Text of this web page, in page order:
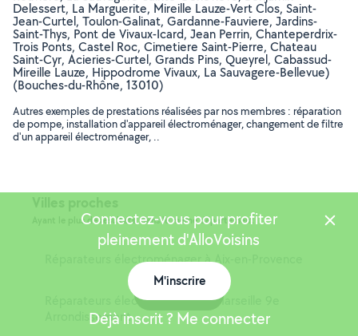
Delessert, La Marguerite, Mireille Lauze-Vert Clos, Saint-
Jean-Curtel, Toulon-Galinat, Gardanne-Fauviere, Jardins-
Saint-Thys, Pont de Vivaux-Icard, Jean Perrin, Chanteperdrix-
Trois Ponts, Castel Roc, Cimetiere Saint-Pierre, Chateau
Saint-Cyr, Acieries-Curtel, Grands Pins, Queyrel, Cabassud-
Mireille Lauze, Hippodrome Vivaux, La Sauvagere-Bellevue)
(Bouches-du-Rhône, 13010)
Autres exemples de prestations réalisées par nos membres : réparation
de pompe, installation d'appareil électroménager, changement de filtre
d'un appareil électroménager, ..
Ayant le plus de résultats, dans le même département
Réparateurs électroménager à Aix-en-Provence
Réparateurs électroménager à Marseille 9e
Arrondissement
Connectez-vous pour profiter
pleinement d'AlloVoisins
M'inscrire
Déjà inscrit ? Me connecter